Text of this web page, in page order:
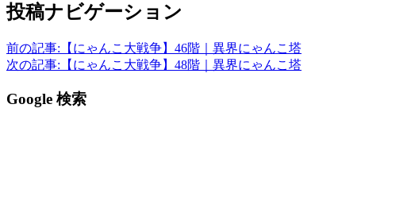
投稿ナビゲーション
前の記事: 【にゃんこ大戦争】46階｜異界にゃんこ塔
次の記事: 【にゃんこ大戦争】48階｜異界にゃんこ塔
Google 検索